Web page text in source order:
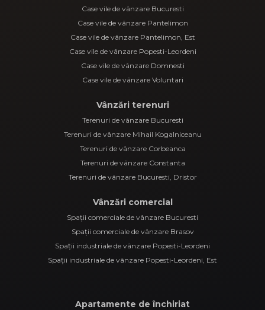
Case vile de vânzare Bucuresti
Case vile de vânzare Pantelimon
Case vile de vânzare Pantelimon, Est
Case vile de vânzare Popesti-Leordeni
Case vile de vânzare Domnesti
Case vile de vânzare Voluntari
Vânzări terenuri
Terenuri de vânzare Bucuresti
Terenuri de vânzare Mihail Kogalniceanu
Terenuri de vânzare Corbeanca
Terenuri de vânzare Constanta
Terenuri de vânzare Bucuresti, Dristor
Vânzări comercial
Spații comerciale de vânzare Bucuresti
Spații comerciale de vânzare Brasov
Spații industriale de vânzare Popesti-Leordeni
Spații industriale de vânzare Popesti-Leordeni, Est
Apartamente de închiriat